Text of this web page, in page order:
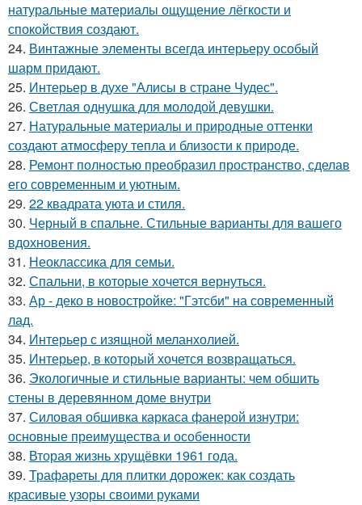
натуральные материалы ощущение лёгкости и
спокойствия создают.
24. Винтажные элементы всегда интерьеру особый
шарм придают.
25. Интерьер в духе "Алисы в стране Чудес".
26. Светлая однушка для молодой девушки.
27. Натуральные материалы и природные оттенки
создают атмосферу тепла и близости к природе.
28. Ремонт полностью преобразил пространство, сделав
его современным и уютным.
29. 22 квадрата уюта и стиля.
30. Черный в спальне. Стильные варианты для вашего
вдохновения.
31. Неоклассика для семьи.
32. Спальни, в которые хочется вернуться.
33. Ар - деко в новостройке: "Гэтсби" на современный
лад.
34. Интерьер с изящной меланхолией.
35. Интерьер, в который хочется возвращаться.
36. Экологичные и стильные варианты: чем обшить
стены в деревянном доме внутри
37. Силовая обшивка каркаса фанерой изнутри:
основные преимущества и особенности
38. Вторая жизнь хрущёвки 1961 года.
39. Трафареты для плитки дорожек: как создать
красивые узоры своими руками